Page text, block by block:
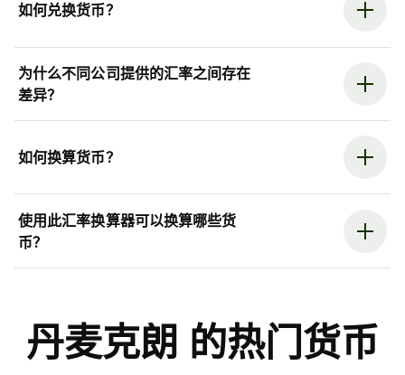
如何兑换货币？
为什么不同公司提供的汇率之间存在
差异？
如何换算货币？
使用此汇率换算器可以换算哪些货
币？
丹麦克朗 的热门货币